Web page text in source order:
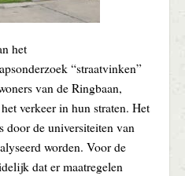
het
“straatvinken”
van de Ringbaan,
verkeer in hun straten. Het
door de universiteiten van
worden. Voor de
dat er maatregelen